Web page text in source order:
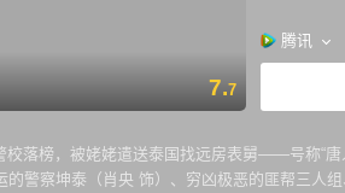
7.7
腾讯
落榜，被姥姥遣送泰国找远房表舅——号称“
警察坤泰（肖央 饰）、穷凶极恶的匪帮三人